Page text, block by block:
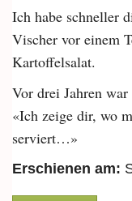
Ich habe schneller
Vischer vor einem
Kartoffelsalat.
Vor drei Jahren
«Ich zeige dir, wo
serviert…»
Erschienen am: